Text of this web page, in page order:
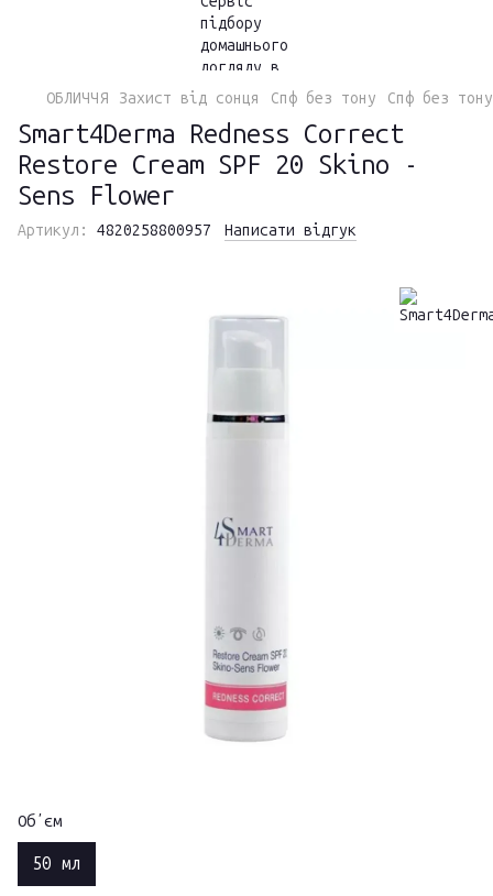
ОБЛИЧЧЯ Захист від сонця Спф без тону Спф без
Smart4Derma Redness Correct
Restore Cream SPF 20 Skino -
Sens Flower
Артикул: 4820258800957 Написати відгук
Обʼєм
50 мл